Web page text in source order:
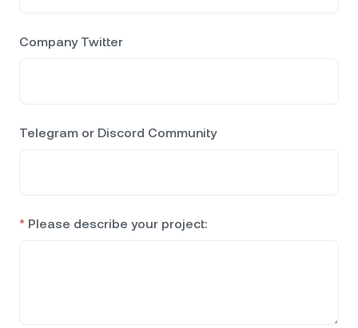
Company Twitter
Telegram or Discord Community
* Please describe your project: